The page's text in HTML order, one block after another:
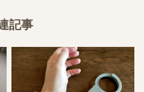
記事